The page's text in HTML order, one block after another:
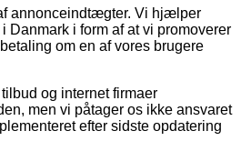
annonceindtægter. Vi hjælper
Danmark i form af at vi promoverer
om en af vores brugere
og internet firmaer
men vi påtager os ikke ansvaret
efter sidste opdatering